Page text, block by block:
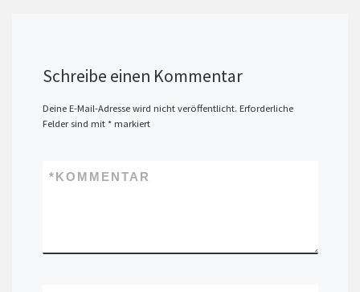
Schreibe einen Kommentar
Deine E-Mail-Adresse wird nicht veröffentlicht. Erforderliche
Felder sind mit *markiert
KOMMENTAR
*